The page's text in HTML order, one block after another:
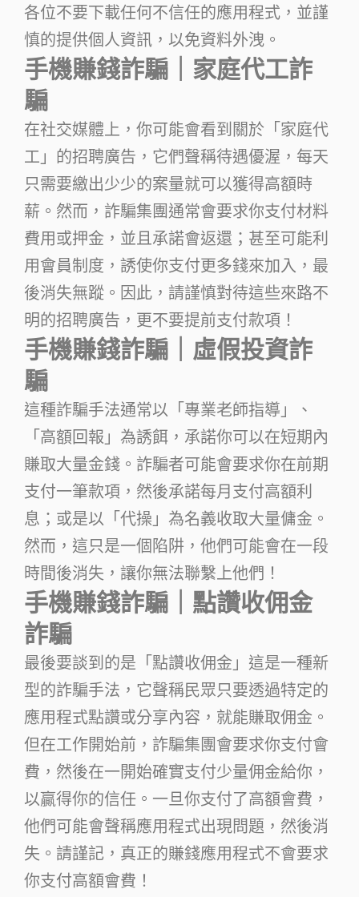
各位不要下載任何不信任的應用程式，並謹
慎的提供個人資訊，以免資料外洩。
手機賺錢詐騙｜家庭代工詐
騙
在社交媒體上，你可能會看到關於「家庭代
工」的招聘廣告，它們聲稱待遇優渥，每天
只需要繳出少少的案量就可以獲得高額時
薪。然而，詐騙集團通常會要求你支付材料
費用或押金，並且承諾會返還；甚至可能利
用會員制度，誘使你支付更多錢來加入，最
後消失無蹤。因此，請謹慎對待這些來路不
明的招聘廣告，更不要提前支付款項！
手機賺錢詐騙｜虛假投資詐
騙
這種詐騙手法通常以「專業老師指導」、
「高額回報」為誘餌，承諾你可以在短期內
賺取大量金錢。詐騙者可能會要求你在前期
支付一筆款項，然後承諾每月支付高額利
息；或是以「代操」為名義收取大量傭金。
然而，這只是一個陷阱，他們可能會在一段
時間後消失，讓你無法聯繫上他們！
手機賺錢詐騙｜點讚收佣金
詐騙
最後要談到的是「點讚收佣金」這是一種新
型的詐騙手法，它聲稱民眾只要透過特定的
應用程式點讚或分享內容，就能賺取佣金。
但在工作開始前，詐騙集團會要求你支付會
費，然後在一開始確實支付少量佣金給你，
以贏得你的信任。一旦你支付了高額會費，
他們可能會聲稱應用程式出現問題，然後消
失。請謹記，真正的賺錢應用程式不會要求
你支付高額會費！